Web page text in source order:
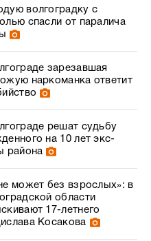
волгоградку с
спасли от паралича
зарезавшая
наркоманка ответит
решат судьбу
на 10 лет экс-
района
может без взрослых»: в
области
17-летнего
Косакова